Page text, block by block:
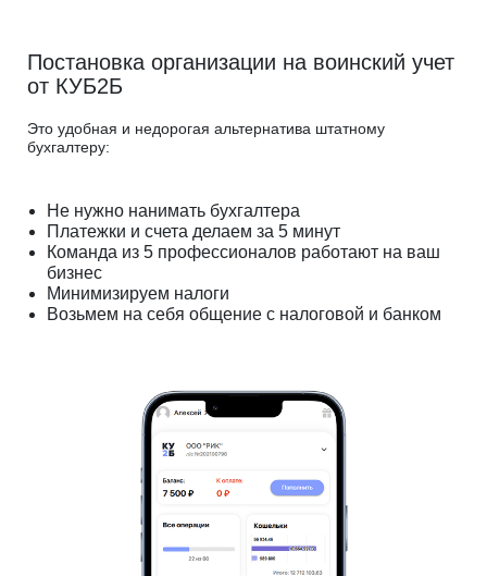
Постановка организации на воинский учет
от КУБ2Б
Это удобная и недорогая альтернатива штатному
бухгалтеру:
Не нужно нанимать бухгалтера
Платежки и счета делаем за 5 минут
Команда из 5 профессионалов работают на ваш
бизнес
Минимизируем налоги
Возьмем на себя общение с налоговой и банком